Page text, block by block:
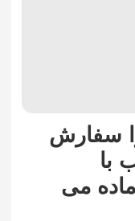
سفارش
با
می